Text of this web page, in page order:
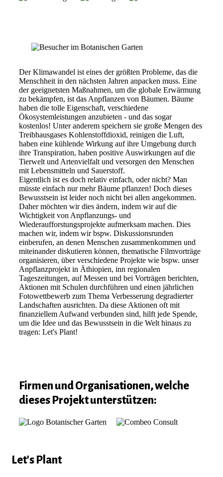
Der Klimawandel ist eines der größten Probleme, das die
Menschheit in den nächsten Jahren anpacken muss. Eine
der geeignetsten Maßnahmen, um die globale Erwärmung
zu bekämpfen, ist das Anpflanzen von Bäumen. Bäume
haben die tolle Eigenschaft, verschiedene
Ökosystemleistungen anzubieten - und das sogar
kostenlos! Unter anderem speichern sie große Mengen des
Treibhausgases Kohlenstoffdioxid, reinigen die Luft,
haben eine kühlende Wirkung auf ihre Umgebung durch
ihre Transpiration, haben positive Auswirkungen auf die
Tierwelt und Artenvielfalt und versorgen den Menschen
mit Lebensmitteln und Sauerstoff.
Eigentlich ist es doch relativ einfach, oder nicht? Man
müsste einfach nur mehr Bäume pflanzen! Doch dieses
Bewusstsein ist leider noch nicht bei allen angekommen.
Daher möchten wir dies ändern, indem wir auf die
Wichtigkeit von Anpflanzungs- und
Wiederaufforstungsprojekte aufmerksam machen. Dies
machen wir, indem wir bspw. Diskussionsrunden
einberufen, an denen Menschen zusammenkommen und
miteinander diskutieren können, thematische Filmvorträge
organisieren, über verschiedene Projekte wie bspw. unser
Anpflanzprojekt in Äthiopien, inn regionalen
Tageszeitungen, auf Messen und bei Vorträgen berichten,
Aktionen mit Schulen durchführen und einen jährlichen
Fotowettbewerb zum Thema Verbesserung degradierter
Landschaften ausrichten. Da diese Aktionen oft mit
finanziellem Aufwand verbunden sind, hilft jede Spende,
um die Idee und das Bewusstsein in die Welt hinaus zu
tragen: Let's Plant!
Firmen und Organisationen, welche
dieses Projekt unterstützen:
Let's Plant